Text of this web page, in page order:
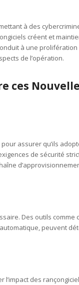
à des
créent et
à une prolifération
de l’opération.
ces
assurer qu’ils
de sécurité
Des outils comme
peuvent
des